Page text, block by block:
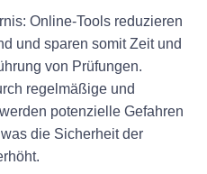
Online-Tools reduzieren
und sparen somit Zeit und
von Prüfungen.
regelmäßige und
potenzielle Gefahren
die Sicherheit der